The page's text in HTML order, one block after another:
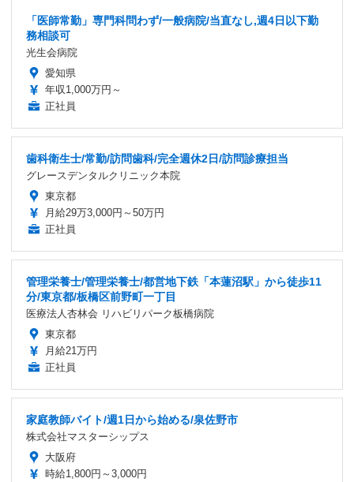
「医師常勤」専門科問わず/一般病院/当直なし,週4日以下勤
務相談可
光生会病院
愛知県
年収1,000万円～
正社員
歯科衛生士/常勤/訪問歯科/完全週休2日/訪問診療担当
グレースデンタルクリニック本院
東京都
月給29万3,000円～50万円
正社員
管理栄養士/管理栄養士/都営地下鉄「本蓮沼駅」から徒歩11
分/東京都/板橋区前野町一丁目
医療法人杏林会 リハビリパーク板橋病院
東京都
月給21万円
正社員
家庭教師バイト/週1日から始める/泉佐野市
株式会社マスターシップス
大阪府
時給1,800円～3,000円